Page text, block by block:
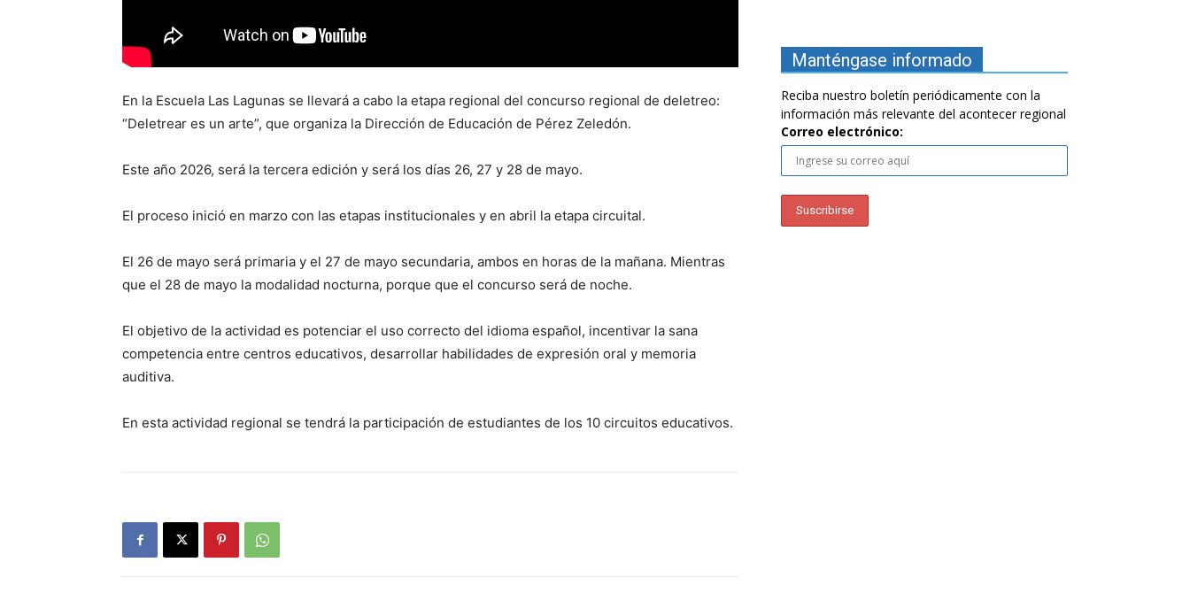
En la Escuela Las Lagunas se llevará a cabo la etapa regional del concurso regional de deletreo:
“Deletrear es un arte”, que organiza la Dirección de Educación de Pérez Zeledón.
Este año 2026, será la tercera edición y será los días 26, 27 y 28 de mayo.
El proceso inició en marzo con las etapas institucionales y en abril la etapa circuital.
El 26 de mayo será primaria y el 27 de mayo secundaria, ambos en horas de la mañana. Mientras
que el 28 de mayo la modalidad nocturna, porque que el concurso será de noche.
El objetivo de la actividad es potenciar el uso correcto del idioma español, incentivar la sana
competencia entre centros educativos, desarrollar habilidades de expresión oral y memoria
auditiva.
En esta actividad regional se tendrá la participación de estudiantes de los 10 circuitos educativos.
Manténgase informado
Reciba nuestro boletín periódicamente con la
información más relevante del acontecer regional
Correo electrónico: